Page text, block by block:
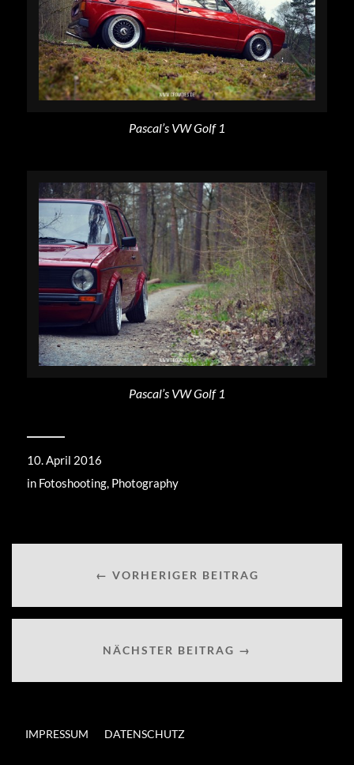
Pascal’s VW Golf 1
Pascal’s VW Golf 1
10. April 2016
in Fotoshooting, Photography
← VORHERIGER BEITRAG
NÄCHSTER BEITRAG →
IMPRESSUM DATENSCHUTZ